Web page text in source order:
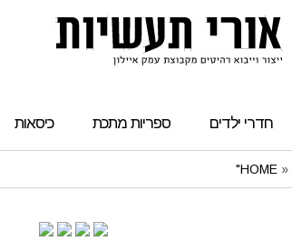
חדרי ילדים ספריות מתכת כיסאות
HOME »